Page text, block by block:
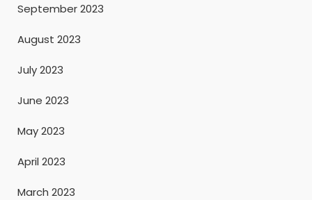
September 2023
August 2023
July 2023
June 2023
May 2023
April 2023
March 2023